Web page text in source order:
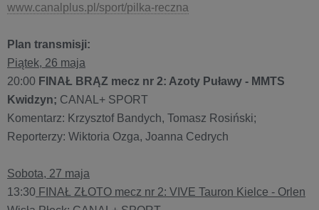
www.canalplus.pl/sport/pilka-reczna
Plan transmisji:
Piątek, 26 maja
20:00 FINAŁ BRĄZ mecz nr 2: Azoty Puławy - MMTS
Kwidzyn; CANAL+ SPORT
Komentarz: Krzysztof Bandych, Tomasz Rosiński;
Reporterzy: Wiktoria Ozga, Joanna Cedrych
Sobota, 27 maja
13:30 FINAŁ ZŁOTO mecz nr 2: VIVE Tauron Kielce - Orlen